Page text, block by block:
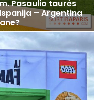
Pasaulio taurės
– Argentina